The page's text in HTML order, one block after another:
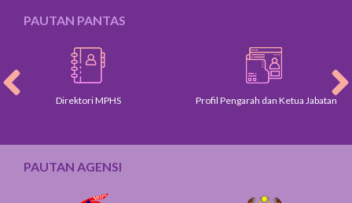
PAUTAN PANTAS
Direktori MPHS Profil Pengarah dan Ketua Jabatan
PAUTAN AGENSI